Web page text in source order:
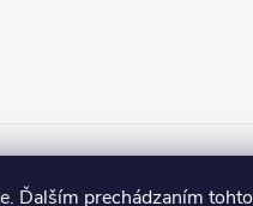
Ďalším prechádzaním tohto